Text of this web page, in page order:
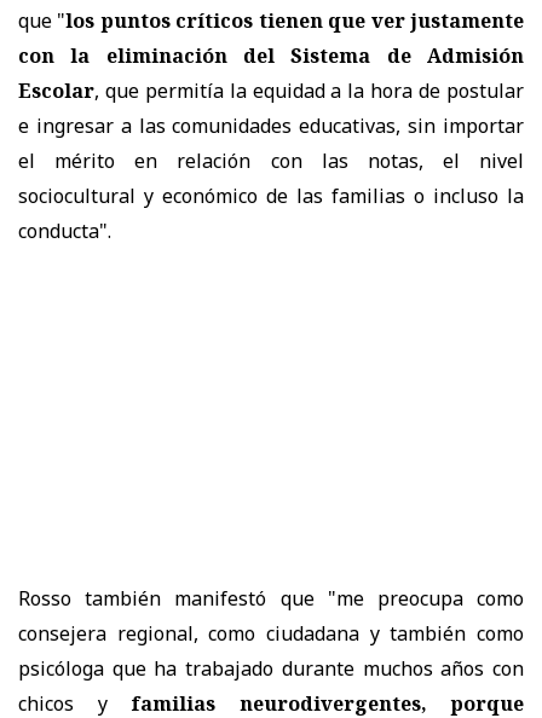
que "los puntos críticos tienen que ver justamente
con la eliminación del Sistema de Admisión
Escolar, que permitía la equidad a la hora de postular
e ingresar a las comunidades educativas, sin importar
el mérito en relación con las notas, el nivel
sociocultural y económico de las familias o incluso la
conducta".
Rosso también manifestó que "me preocupa como
consejera regional, como ciudadana y también como
psicóloga que ha trabajado durante muchos años con
chicos yfamilias neurodivergentes, porque